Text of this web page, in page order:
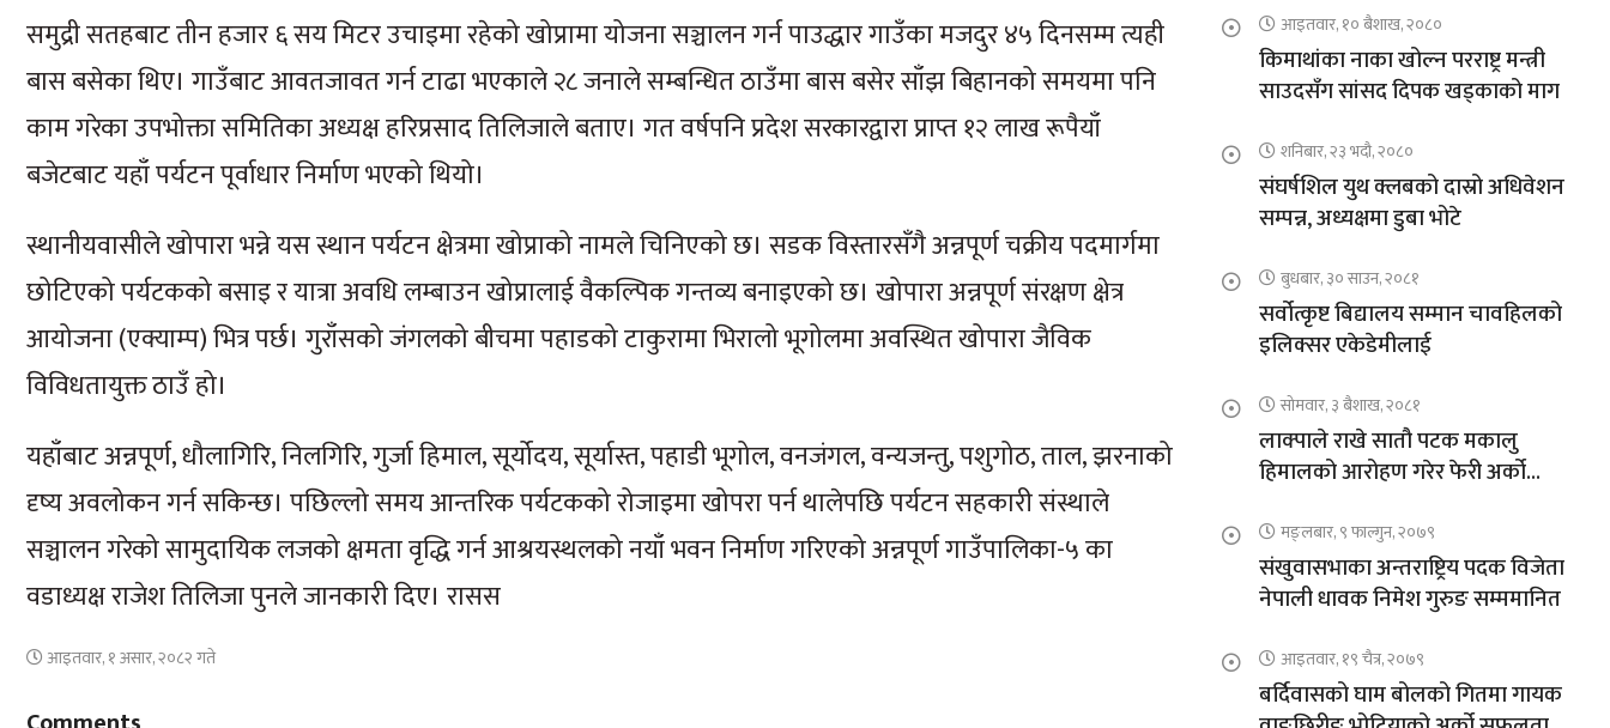
समुद्री सतहबाट तीन हजार ६ सय मिटर उचाइमा रहेको खोप्रामा योजना सञ्चालन गर्न पाउद्धार गाउँका मजदुर ४५ दिनसम्म त्यही
बास बसेका थिए। गाउँबाट आवतजावत गर्न टाढा भएकाले २८ जनाले सम्बन्धित ठाउँमा बास बसेर साँझ बिहानको समयमा पनि
काम गरेका उपभोक्ता समितिका अध्यक्ष हरिप्रसाद तिलिजाले बताए। गत वर्षपनि प्रदेश सरकारद्वारा प्राप्त १२ लाख रूपैयाँ
बजेटबाट यहाँ पर्यटन पूर्वाधार निर्माण भएको थियो।
स्थानीयवासीले खोपारा भन्ने यस स्थान पर्यटन क्षेत्रमा खोप्राको नामले चिनिएको छ। सडक विस्तारसँगै अन्नपूर्ण चक्रीय पदमार्गमा
छोटिएको पर्यटकको बसाइ र यात्रा अवधि लम्बाउन खोप्रालाई वैकल्पिक गन्तव्य बनाइएको छ। खोपारा अन्नपूर्ण संरक्षण क्षेत्र
आयोजना (एक्याम्प) भित्र पर्छ। गुराँसको जंगलको बीचमा पहाडको टाकुरामा भिरालो भूगोलमा अवस्थित खोपारा जैविक
विविधतायुक्त ठाउँ हो।
यहाँबाट अन्नपूर्ण, धौलागिरि, निलगिरि, गुर्जा हिमाल, सूर्योदय, सूर्यास्त, पहाडी भूगोल, वनजंगल, वन्यजन्तु, पशुगोठ, ताल, झरनाको
दृष्य अवलोकन गर्न सकिन्छ। पछिल्लो समय आन्तरिक पर्यटकको रोजाइमा खोपरा पर्न थालेपछि पर्यटन सहकारी संस्थाले
सञ्चालन गरेको सामुदायिक लजको क्षमता वृद्धि गर्न आश्रयस्थलको नयाँ भवन निर्माण गरिएको अन्नपूर्ण गाउँपालिका-५ का
वडाध्यक्ष राजेश तिलिजा पुनले जानकारी दिए। रासस
आइतवार, १ असार, २०८२ गते
आइतवार, १० बैशाख, २०८०
किमाथांका नाका खोल्न परराष्ट्र मन्त्री
साउदसँग सांसद दिपक खड्काको माग
शनिबार, २३ भदौ, २०८०
संघर्षशिल युथ क्लबको दास्रो अधिवेशन
सम्पन्न, अध्यक्षमा डुबा भोटे
बुधबार, ३० साउन, २०८१
सर्वोत्कृष्ट बिद्यालय सम्मान चावहिलको
इलिक्सर एकेडेमीलाई
सोमवार, ३ बैशाख, २०८१
लाक्पाले राखे सातौ पटक मकालु
हिमालको आरोहण गरेर फेरी अर्को
मङ्लबार, ९ फाल्गुन, २०७९
संखुवासभाका अन्तराष्ट्रिय पदक विजेता
नेपाली धावक निमेश गुरुङ सम्ममानित
आइतवार, १९ चैत्र, २०७९
बर्दिवासको घाम बोलको गितमा गायक